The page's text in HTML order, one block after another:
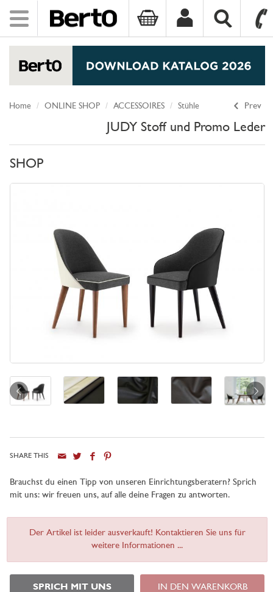
Toggle
navigation
Prev
Home ONLINE SHOP ACCESSOIRES Stühle
JUDY Stoff und Promo Leder
SHOP
SHARE THIS
Brauchst du einen Tipp von unseren Einrichtungsberatern? Sprich
mit uns: wir freuen uns, auf alle deine Fragen zu antworten.
Der Artikel ist leider ausverkauft! Kontaktieren Sie uns für
weitere Informationen ...
SPRICH MIT UNS IN DEN WARENKORB